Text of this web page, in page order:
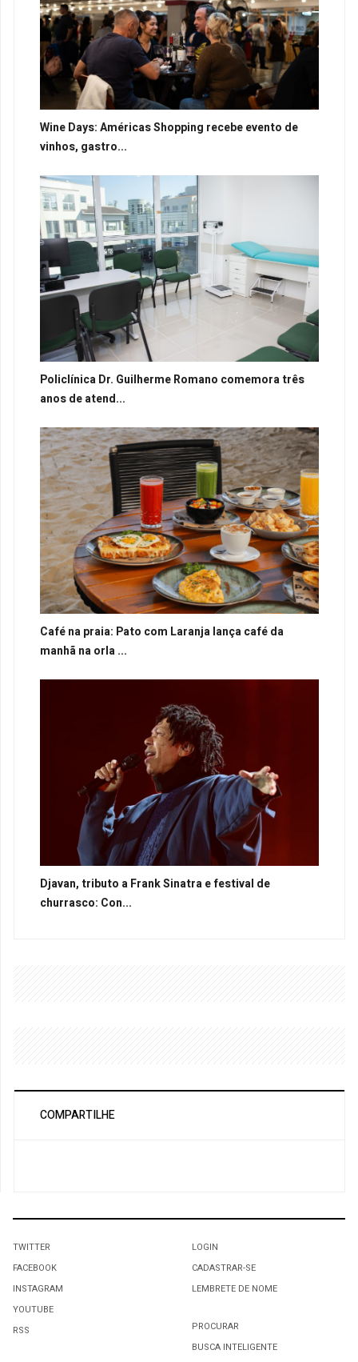
Wine Days: Américas Shopping recebe evento de
vinhos, gastro...
Policlínica Dr. Guilherme Romano comemora três
anos de atend...
Café na praia: Pato com Laranja lança café da
manhã na orla ...
Djavan, tributo a Frank Sinatra e festival de
churrasco: Con...
COMPARTILHE
TWITTER
FACEBOOK
INSTAGRAM
YOUTUBE
RSS
LOGIN
CADASTRAR-SE
LEMBRETE DE NOME
PROCURAR
BUSCA INTELIGENTE